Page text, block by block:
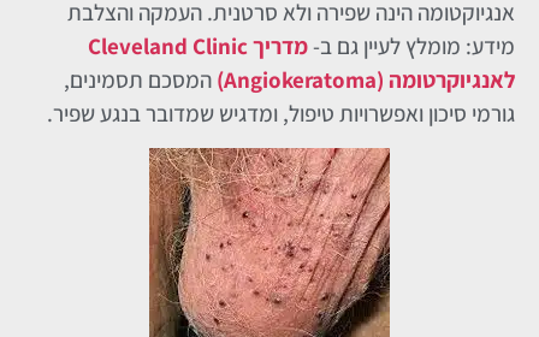
אנגיוקטומה הינה שפירה ולא סרטנית. העמקה והצלבת
מידע: מומלץ לעיין גם ב-
מדריך Cleveland Clinic
לאנגיוקרטומה (Angiokeratoma)
המסכם תסמינים,
גורמי סיכון ואפשרויות טיפול, ומדגיש שמדובר בנגע שפיר.